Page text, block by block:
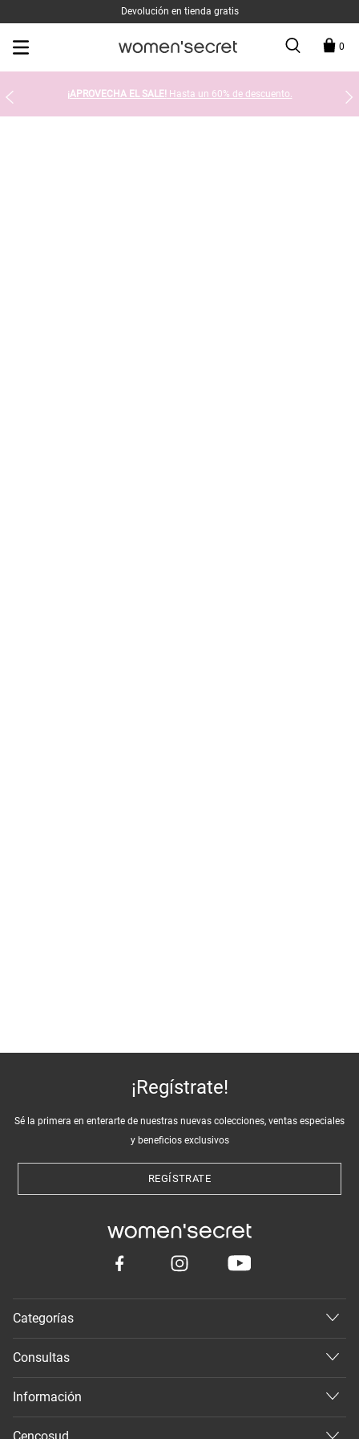
Devolución en tienda gratis
0
¡APROVECHA EL SALE! Hasta un 60% de descuento.
¡Regístrate!
Sé la primera en enterarte de nuestras nuevas colecciones, ventas especiales
y beneficios exclusivos
REGÍSTRATE
Categorías
Consultas
Información
Cencosud